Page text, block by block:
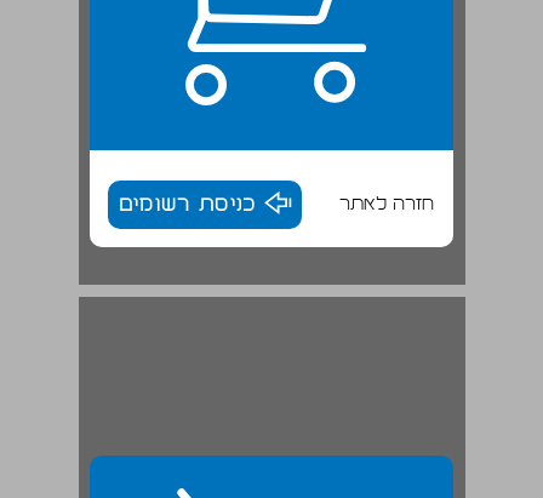
חזרה לאתר כניסת רשומים